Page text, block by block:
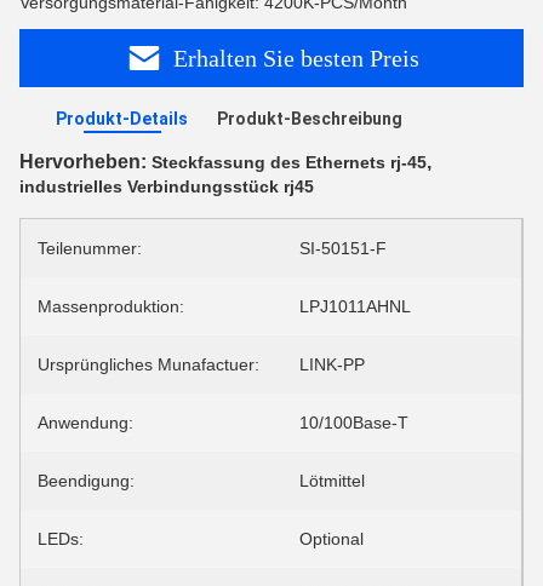
Erhalten Sie besten Preis
Produkt-Details Produkt-Beschreibung
Hervorheben: Steckfassung des Ethernets rj-45,
industrielles Verbindungsstück rj45
Teilenummer: SI-50151-F
Massenproduktion: LPJ1011AHNL
Ursprüngliches Munafactuer: LINK-PP
Anwendung: 10/100Base-T
Beendigung: Lötmittel
LEDs: Optional